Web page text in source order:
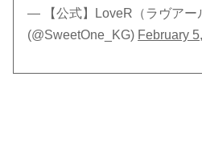
— 【公式】LoveR（ラヴアー
(@SweetOne_KG) February